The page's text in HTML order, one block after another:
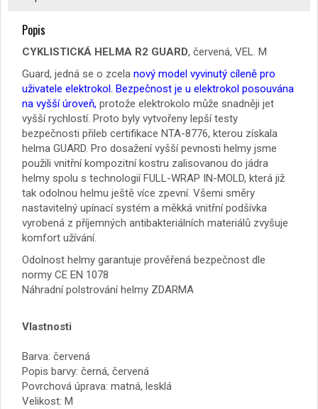
Popis
CYKLISTICKÁ HELMA R2 GUARD, červená, VEL. M
Guard, jedná se o zcela nový model vyvinutý cíleně pro
uživatele elektrokol. Bezpečnost je u elektrokol posouvána
na vyšší úroveň, protože elektrokolo může snadněji jet
vyšší rychlostí. Proto byly vytvořeny lepší testy
bezpečnosti přileb certifikace NTA-8776, kterou získala
helma GUARD. Pro dosažení vyšší pevnosti helmy jsme
použili vnitřní kompozitní kostru zalisovanou do jádra
helmy spolu s technologií FULL-WRAP IN-MOLD, která již
tak odolnou helmu ještě více zpevní. Všemi směry
nastavitelný upínací systém a měkká vnitřní podšívka
vyrobená z příjemných antibakteriálních materiálů zvyšuje
komfort užívání.
Odolnost helmy garantuje prověřená bezpečnost dle
normy CE EN 1078
Náhradní polstrování helmy ZDARMA
Vlastnosti
Barva: červená
Popis barvy: černá, červená
Povrchová úprava: matná, lesklá
Velikost: M